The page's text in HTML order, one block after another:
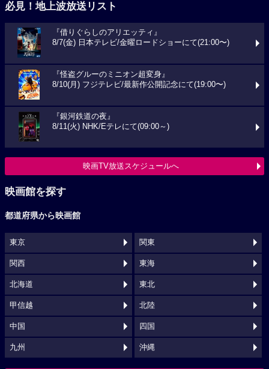
必見！地上波放送リスト
『借りぐらしのアリエッティ』
8/7(金) 日本テレビ/金曜ロードショーにて(21:00〜)
『怪盗グルーのミニオン超変身』
8/10(月) フジテレビ/最新作公開記念にて(19:00〜)
『銀河鉄道の夜』
8/11(火) NHK/Eテレにて(09:00～)
映画TV放送スケジュールへ
映画館を探す
都道府県から映画館
東京 関東
関西 東海
北海道 東北
甲信越 北陸
中国 四国
九州 沖縄